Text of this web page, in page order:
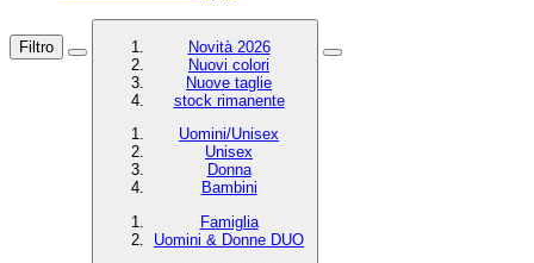
Filtro
Novità 2026
Nuovi colori
Nuove taglie
stock rimanente
Uomini/Unisex
Unisex
Donna
Bambini
Famiglia
Uomini & Donne DUO